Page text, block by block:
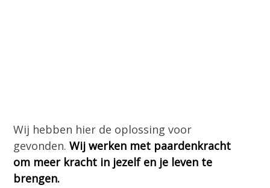
Wij hebben hier de oplossing voor
gevonden.Wij werken met paardenkracht
om meer kracht in jezelf en je leven te
brengen.